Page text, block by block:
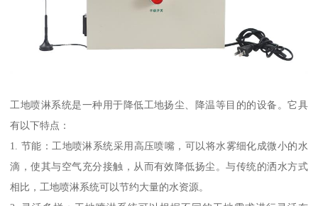
工地喷淋系统是一种用于降低工地扬尘、降温等目的的设备。它具
有以下特点：
1. 节能：工地喷淋系统采用高压喷嘴，可以将水雾细化成微小的水
滴，使其与空气充分接触，从而有效降低扬尘。与传统的洒水方式
相比，工地喷淋系统可以节约大量的水资源。